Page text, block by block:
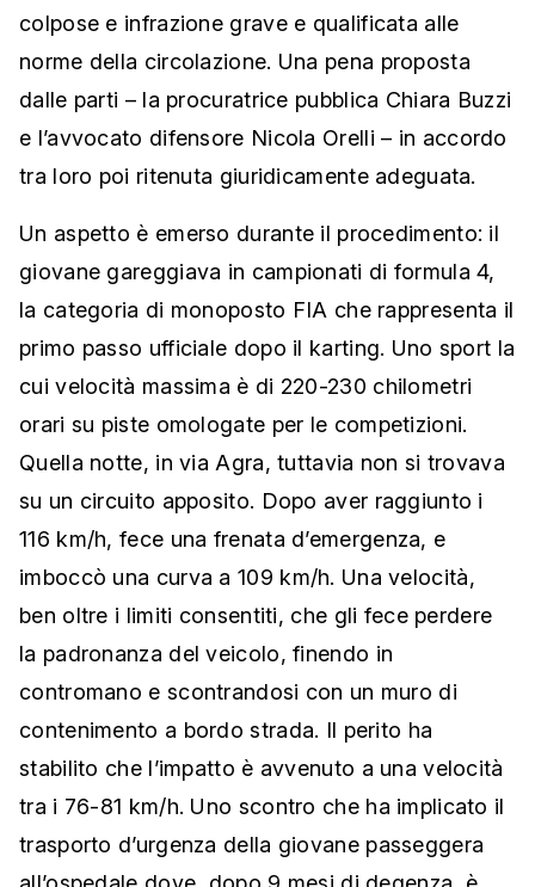
colpose e infrazione grave e qualificata alle
norme della circolazione. Una pena proposta
dalle parti – la procuratrice pubblica Chiara Buzzi
e l’avvocato difensore Nicola Orelli – in accordo
tra loro poi ritenuta giuridicamente adeguata.
Un aspetto è emerso durante il procedimento: il
giovane gareggiava in campionati di formula 4,
la categoria di monoposto FIA che rappresenta il
primo passo ufficiale dopo il karting. Uno sport la
cui velocità massima è di 220-230 chilometri
orari su piste omologate per le competizioni.
Quella notte, in via Agra, tuttavia non si trovava
su un circuito apposito. Dopo aver raggiunto i
116 km/h, fece una frenata d’emergenza, e
imboccò una curva a 109 km/h. Una velocità,
ben oltre i limiti consentiti, che gli fece perdere
la padronanza del veicolo, finendo in
contromano e scontrandosi con un muro di
contenimento a bordo strada. Il perito ha
stabilito che l’impatto è avvenuto a una velocità
tra i 76-81 km/h. Uno scontro che ha implicato il
trasporto d’urgenza della giovane passeggera